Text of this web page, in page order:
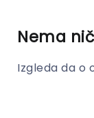
Nema
Izgleda da o